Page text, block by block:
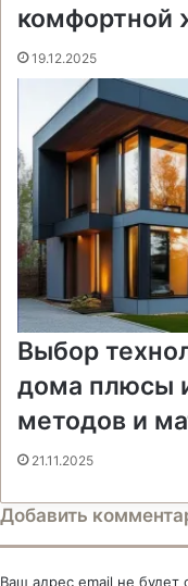
комфортной
19.12.2025
Выбор
дома плюсы
методов и
21.11.2025
Добавить
Ваш адрес email не будет